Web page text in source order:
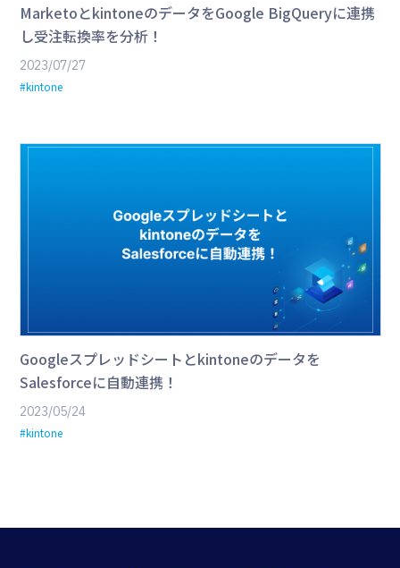
MarketoとkintoneのデータをGoogle BigQueryに連携
し受注転換率を分析！
2023/07/27
#kintone
Googleスプレッドシートとkintoneのデータを
Salesforceに自動連携！
2023/05/24
#kintone